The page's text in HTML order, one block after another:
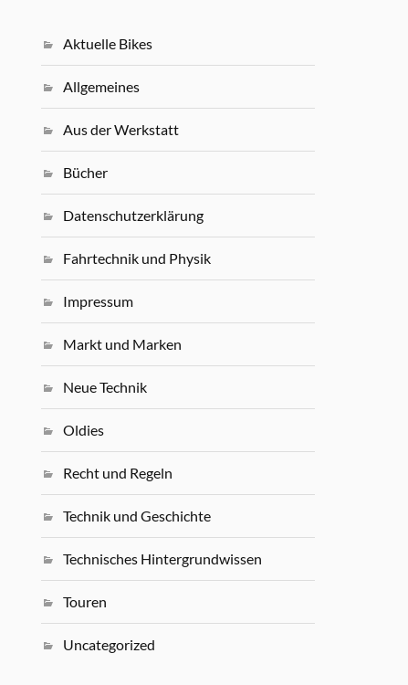
Aktuelle Bikes
Allgemeines
Aus der Werkstatt
Bücher
Datenschutzerklärung
Fahrtechnik und Physik
Impressum
Markt und Marken
Neue Technik
Oldies
Recht und Regeln
Technik und Geschichte
Technisches Hintergrundwissen
Touren
Uncategorized